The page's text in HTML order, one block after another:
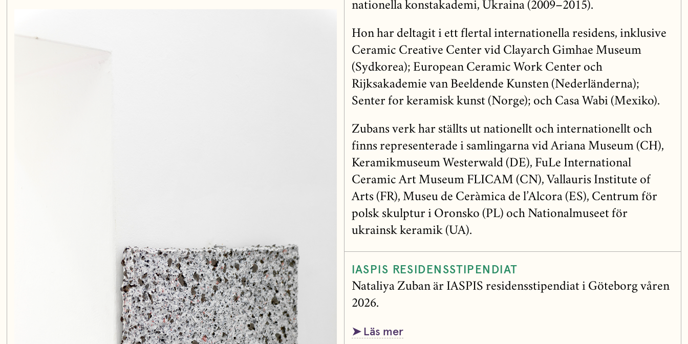
nationella konstakademi, Ukraina (2009–2015).
Hon har deltagit i ett flertal internationella residens, inklusive
Ceramic Creative Center vid Clayarch Gimhae Museum
(Sydkorea); European Ceramic Work Center och
Rijksakademie van Beeldende Kunsten (Nederländerna);
Senter for keramisk kunst (Norge); och Casa Wabi (Mexiko).
Zubans verk har ställts ut nationellt och internationellt och
finns representerade i samlingarna vid Ariana Museum (CH),
Keramikmuseum Westerwald (DE), FuLe International
Ceramic Art Museum FLICAM (CN), Vallauris Institute of
Arts (FR), Museu de Ceràmica de l’Alcora (ES), Centrum för
polsk skulptur i Oronsko (PL) och Nationalmuseet för
ukrainsk keramik (UA).
IASPIS RESIDENSSTIPENDIAT
Nataliya Zuban är IASPIS residensstipendiat i Göteborg våren
2026.
➤ Läs mer